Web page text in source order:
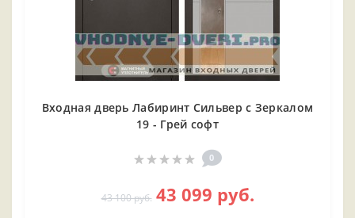
Входная дверь Лабиринт Сильвер с Зеркалом
19 - Грей софт
0
43 100 руб. 43 099 руб.